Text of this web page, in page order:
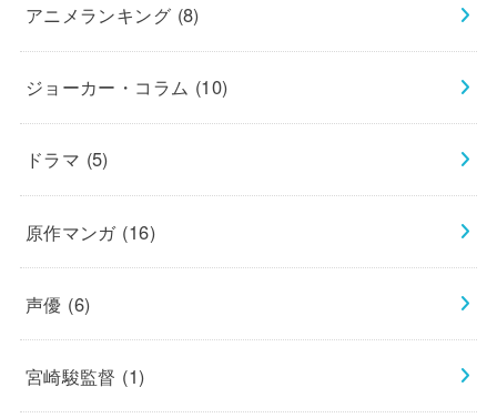
アニメランキング (8)
ジョーカー・コラム (10)
ドラマ (5)
原作マンガ (16)
声優 (6)
宮崎駿監督 (1)